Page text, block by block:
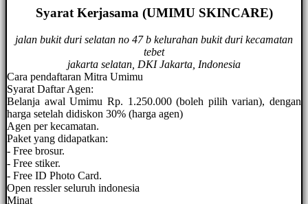
Syarat Kerjasama (UMIMU SKINCARE)
jalan bukit duri selatan no 47 b kelurahan bukit duri kecamatan
tebet
jakarta selatan, DKI Jakarta, Indonesia
Cara pendaftaran Mitra Umimu
Syarat Daftar Agen:
Belanja awal Umimu Rp. 1.250.000 (boleh pilih varian), dengan
harga setelah didiskon 30% (harga agen)
Agen per kecamatan.
Paket yang didapatkan:
- Free brosur.
- Free stiker.
- Free ID Photo Card.
Open ressler seluruh indonesia
Minat